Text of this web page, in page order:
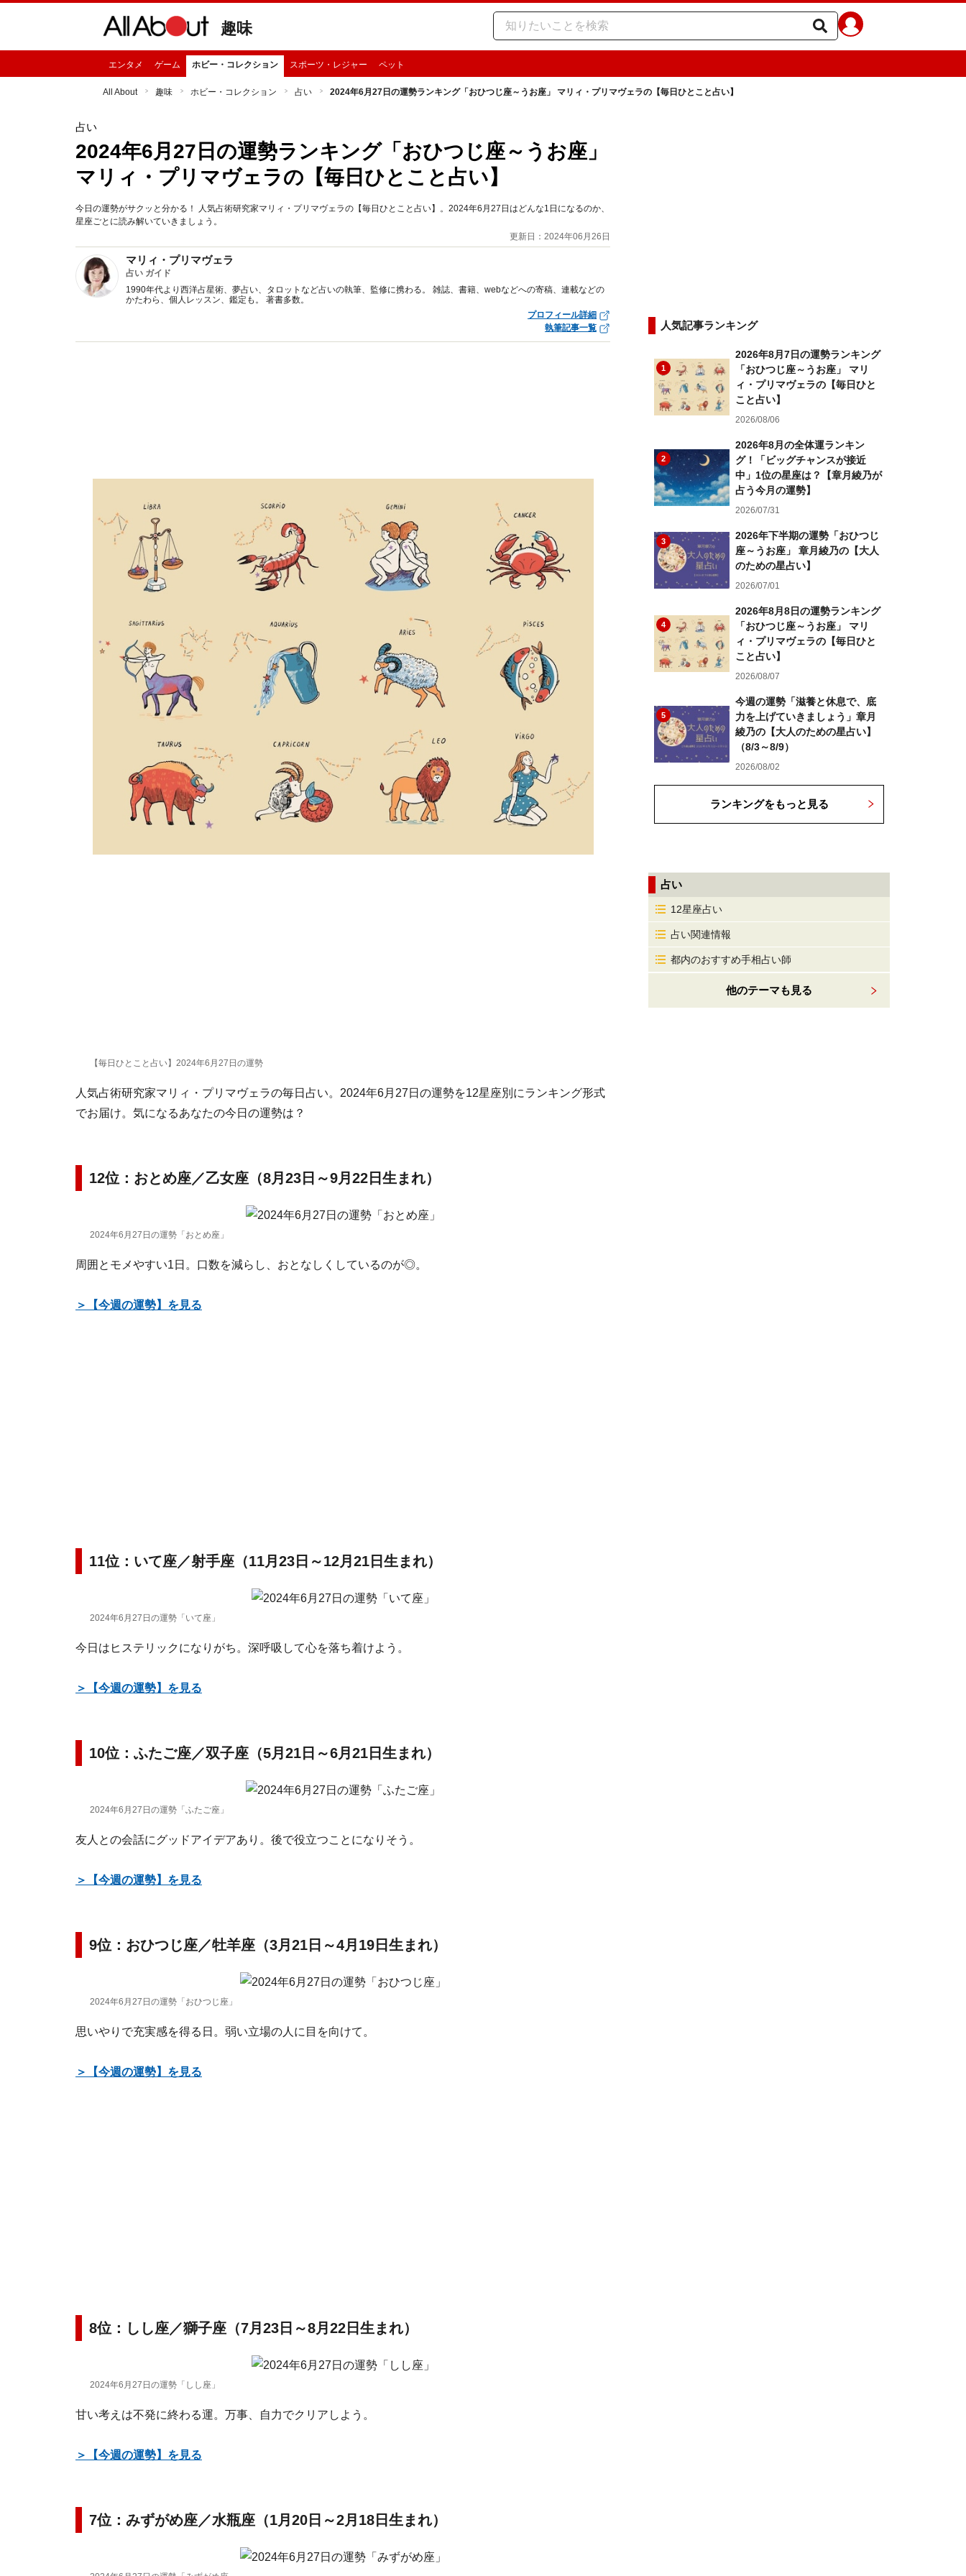
趣味
エンタメ ゲーム ホビー・コレクション スポーツ・レジャー ペット
All About 趣味 ホビー・コレクション 占い 2024年6月27日の運勢ランキング「おひつじ座～うお座」 マリィ・プリマヴェラの【毎日ひとこと占い】
占い
2024年6月27日の運勢ランキング「おひつじ座～うお座」
マリィ・プリマヴェラの【毎日ひとこと占い】
今日の運勢がサクッと分かる！ 人気占術研究家マリィ・プリマヴェラの【毎日ひとこと占い】。2024年6月27日はどんな1日になるのか、
星座ごとに読み解いていきましょう。
更新日：2024年06月26日
マリィ・プリマヴェラ
占い ガイド
1990年代より西洋占星術、夢占い、タロットなど占いの執筆、監修に携わる。 雑誌、書籍、webなどへの寄稿、連載などの
かたわら、個人レッスン、鑑定も。 著書多数。
プロフィール詳細
執筆記事一覧
【毎日ひとこと占い】2024年6月27日の運勢
人気占術研究家マリィ・プリマヴェラの毎日占い。2024年6月27日の運勢を12星座別にランキング形式
でお届け。気になるあなたの今日の運勢は？
12位：おとめ座／乙女座（8月23日～9月22日生まれ）
2024年6月27日の運勢「おとめ座」
周囲とモメやすい1日。口数を減らし、おとなしくしているのが◎。
＞【今週の運勢】を見る
11位：いて座／射手座（11月23日～12月21日生まれ）
2024年6月27日の運勢「いて座」
今日はヒステリックになりがち。深呼吸して心を落ち着けよう。
＞【今週の運勢】を見る
10位：ふたご座／双子座（5月21日～6月21日生まれ）
2024年6月27日の運勢「ふたご座」
友人との会話にグッドアイデアあり。後で役立つことになりそう。
＞【今週の運勢】を見る
9位：おひつじ座／牡羊座（3月21日～4月19日生まれ）
2024年6月27日の運勢「おひつじ座」
思いやりで充実感を得る日。弱い立場の人に目を向けて。
＞【今週の運勢】を見る
8位：しし座／獅子座（7月23日～8月22日生まれ）
2024年6月27日の運勢「しし座」
甘い考えは不発に終わる運。万事、自力でクリアしよう。
＞【今週の運勢】を見る
7位：みずがめ座／水瓶座（1月20日～2月18日生まれ）
人気記事ランキング
1
2026年8月7日の運勢ランキング
「おひつじ座～うお座」 マリ
ィ・プリマヴェラの【毎日ひと
こと占い】
2026/08/06
2
2026年8月の全体運ランキン
グ！「ビッグチャンスが接近
中」1位の星座は？【章月綾乃が
占う今月の運勢】
2026/07/31
3
2026年下半期の運勢「おひつじ
座～うお座」 章月綾乃の【大人
のための星占い】
2026/07/01
4
2026年8月8日の運勢ランキング
「おひつじ座～うお座」 マリ
ィ・プリマヴェラの【毎日ひと
こと占い】
2026/08/07
5
今週の運勢「滋養と休息で、底
力を上げていきましょう」章月
綾乃の【大人のための星占い】
（8/3～8/9）
2026/08/02
ランキングをもっと見る
占い
12星座占い
占い関連情報
都内のおすすめ手相占い師
他のテーマも見る